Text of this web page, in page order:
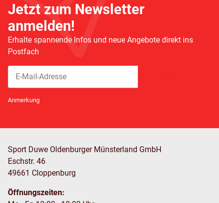
Jetzt zum Newsletter
anmelden!
Erhalte spannende Infos und neue Angebote direkt ins
Postfach
Anmerkung
Sport Duwe Oldenburger Münsterland GmbH
Eschstr. 46
49661 Cloppenburg
Öffnungszeiten: